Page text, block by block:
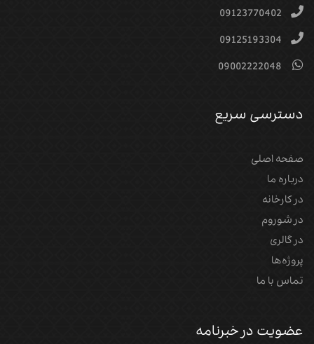
09123770402
09125193304
09002222048
دسترسی سریع
صفحه اصلی
درباره ما
در کارخانه
در شوروم
در گالری
پروژه‌‌ها
تماس با ما
عضویت در خبرنامه